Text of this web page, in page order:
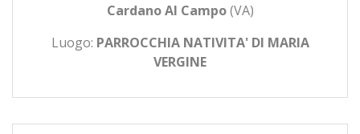
Cardano Al Campo(VA)
Luogo: PARROCCHIA NATIVITA' DI MARIA
VERGINE